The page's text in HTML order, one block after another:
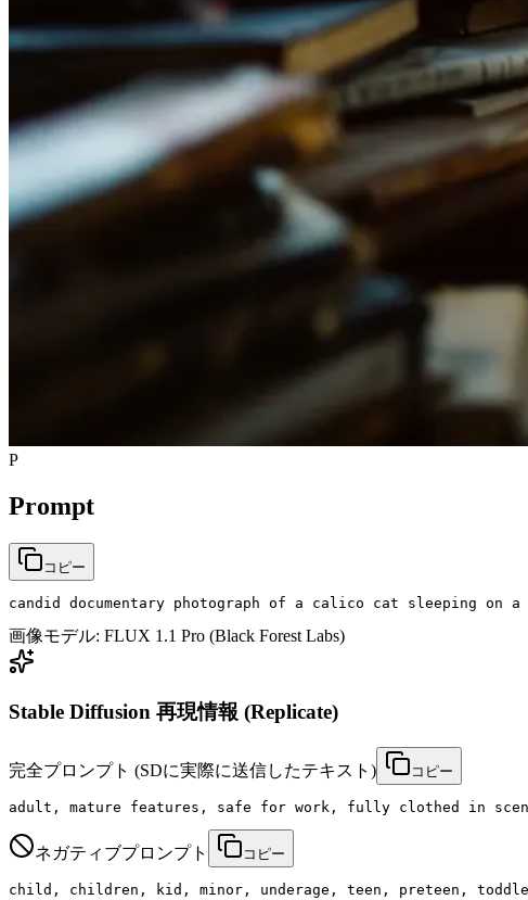
P
Prompt
コピー
candid documentary photograph of a calico cat sleeping
画像モデル: FLUX 1.1 Pro (Black Forest Labs)
Stable Diffusion 再現情報 (Replicate)
完全プロンプト (SDに実際に送信したテキスト) コピー
adult, mature features, safe for work, fully clothed in
ネガティブプロンプト コピー
child, children, kid, minor, underage, teen, preteen,